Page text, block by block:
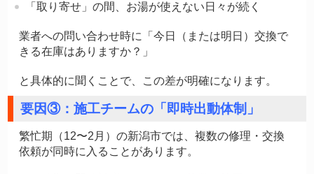
「取り寄せ」の間、お湯が使えない日々が続く
業者への問い合わせ時に「今日（または明日）交換で
きる在庫はありますか？」
と具体的に聞くことで、この差が明確になります。
要因③：施工チームの「即時出動体制」
繁忙期（12〜2月）の新潟市では、複数の修理・交換
依頼が同時に入ることがあります。